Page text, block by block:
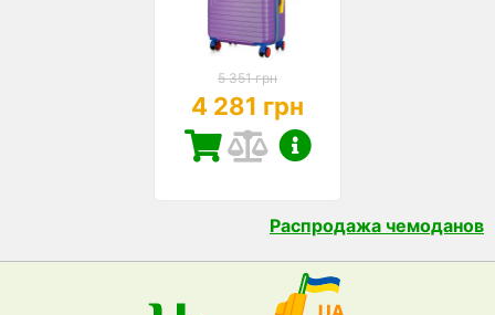
5 351 грн
4 281 грн
Распродажа чемоданов